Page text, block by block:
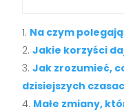
Na czym
Jakie korzyści
Jak zrozumieć,
dzisiejszych
Małe zmiany,